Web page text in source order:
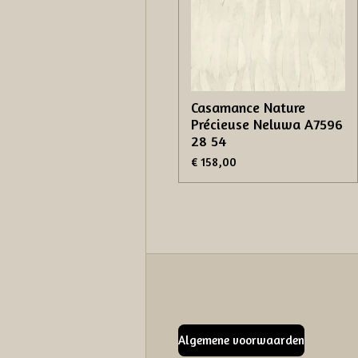
Casamance Nature
Précieuse Neluwa A7596
28 54
€ 158,00
Algemene voorwaarden